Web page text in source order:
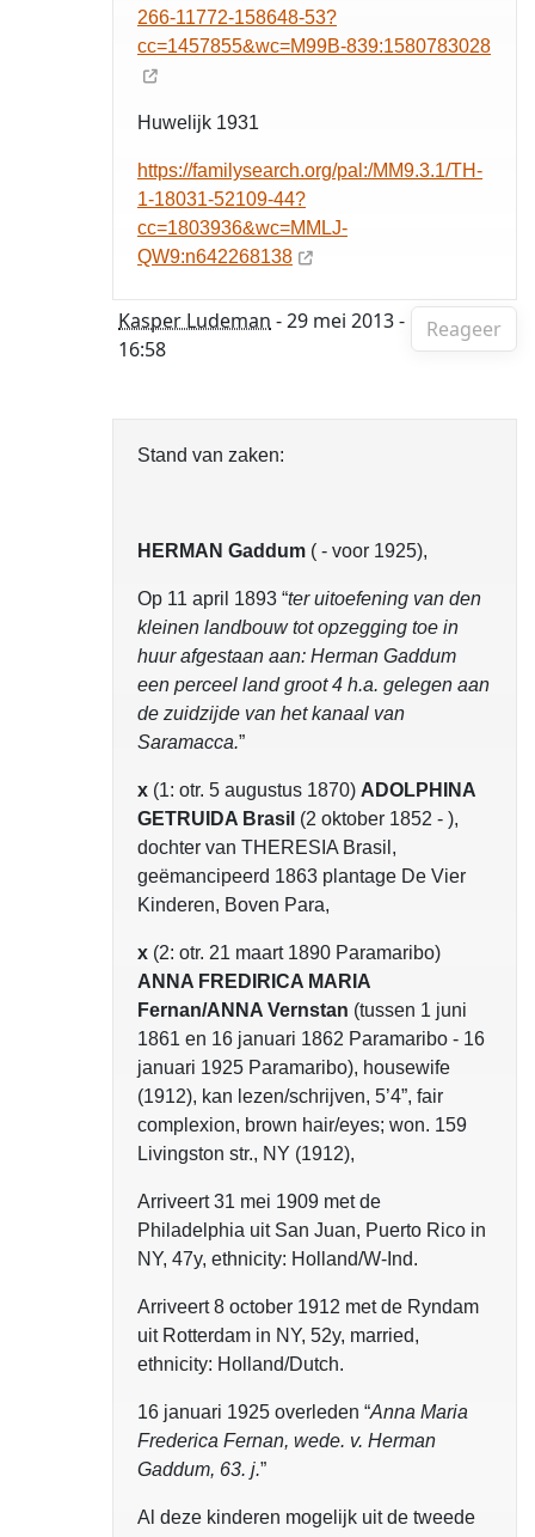
266-11772-158648-53?
cc=1457855&wc=M99B-839:1580783028
Huwelijk 1931
https://familysearch.org/pal:/MM9.3.1/TH-
1-18031-52109-44?
cc=1803936&wc=MMLJ-
QW9:n642268138
Reageer
Kasper Ludeman - 29 mei 2013 -
16:58
Stand van zaken:
HERMAN Gaddum ( - voor 1925),
Op 11 april 1893 “ter uitoefening van den
kleinen landbouw tot opzegging toe in
huur afgestaan aan: Herman Gaddum
een perceel land groot 4 h.a. gelegen aan
de zuidzijde van het kanaal van
Saramacca.”
x (1: otr. 5 augustus 1870) ADOLPHINA
GETRUIDA Brasil (2 oktober 1852 - ),
dochter van THERESIA Brasil,
geëmancipeerd 1863 plantage De Vier
Kinderen, Boven Para,
x (2: otr. 21 maart 1890 Paramaribo)
ANNA FREDIRICA MARIA
Fernan/ANNA Vernstan (tussen 1 juni
1861 en 16 januari 1862 Paramaribo - 16
januari 1925 Paramaribo), housewife
(1912), kan lezen/schrijven, 5’4”, fair
complexion, brown hair/eyes; won. 159
Livingston str., NY (1912),
Arriveert 31 mei 1909 met de
Philadelphia uit San Juan, Puerto Rico in
NY, 47y, ethnicity: Holland/W-Ind.
Arriveert 8 october 1912 met de Ryndam
uit Rotterdam in NY, 52y, married,
ethnicity: Holland/Dutch.
16 januari 1925 overleden “Anna Maria
Frederica Fernan, wede. v. Herman
Gaddum, 63. j.”
Al deze kinderen mogelijk uit de tweede